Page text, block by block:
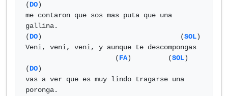
(DO)
me contaron que sos mas puta que una
gallina.
(DO)                                  (SOL)
Veni, veni, veni, y aunque te descompongas
                      (
FA)         (SOL)
(DO)
vas a ver que es muy lindo tragarse una
poronga.